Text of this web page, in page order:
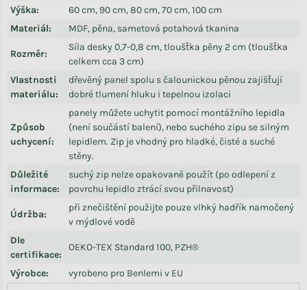
Výška:
60 cm, 90 cm, 80 cm, 70 cm, 100 cm
Materiál: MDF, pěna, sametová potahová tkanina
Rozměr:
Síla desky 0,7-0,8 cm, tloušťka pěny 2 cm (tloušťka
celkem cca 3 cm)
Vlastnosti
materiálu:
dřevěný panel spolu s čalounickou pěnou zajišťují
dobré tlumení hluku i tepelnou izolaci
Způsob
uchycení:
panely můžete uchytit pomocí montážního lepidla
(není součástí balení), nebo suchého zipu se silným
lepidlem. Zip je vhodný pro hladké, čisté a suché
stěny.
Důležité
informace:
suchý zip nelze opakovaně použít (po odlepení z
povrchu lepidlo ztrácí svou přilnavost)
Údržba:
při znečištění použijte pouze vlhký hadřík namočený
v mýdlové vodě
Dle
certifikace:
OEKO-TEX Standard 100, PZH®
Výrobce: vyrobeno pro Benlemi v EU